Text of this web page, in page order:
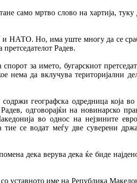
само мртво слово на хартија, туку
и НАТО. Но, има уште многу да се
Радев.
за името, бугарскиот
нема да вклучува територијални
географска одредница која во
одговорајќи на новинарско
во однос на нејзините
тие се водат меѓу две суверени
дека верува дека ќе биде
уставното име на Република